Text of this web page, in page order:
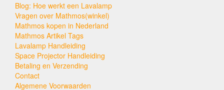
Blog: Hoe werkt een Lavalamp
Vragen over Mathmos(winkel)
Mathmos kopen in Nederland
Mathmos Artikel Tags
Lavalamp Handleiding
Space Projector Handleiding
Betaling en Verzending
Contact
Algemene Voorwaarden